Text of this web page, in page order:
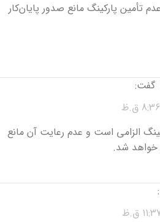
تأمین پارکینگ مانع صدور پایان‌کار
گفت:
الزامی است و عدم رعایت آن مانع
خواهد شد.